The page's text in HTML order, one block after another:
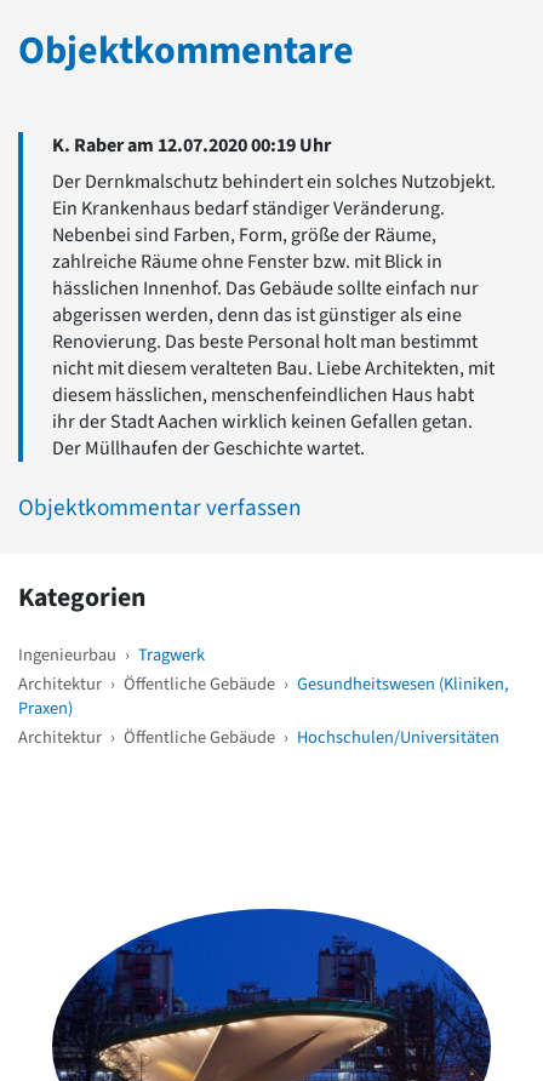
Objektkommentare
K. Raber am 12.07.2020 00:19 Uhr
Der Dernkmalschutz behindert ein solches Nutzobjekt.
Ein Krankenhaus bedarf ständiger Veränderung.
Nebenbei sind Farben, Form, größe der Räume,
zahlreiche Räume ohne Fenster bzw. mit Blick in
hässlichen Innenhof. Das Gebäude sollte einfach nur
abgerissen werden, denn das ist günstiger als eine
Renovierung. Das beste Personal holt man bestimmt
nicht mit diesem veralteten Bau. Liebe Architekten, mit
diesem hässlichen, menschenfeindlichen Haus habt
ihr der Stadt Aachen wirklich keinen Gefallen getan.
Der Müllhaufen der Geschichte wartet.
Objektkommentar verfassen
Kategorien
Ingenieurbau › Tragwerk
Architektur › Öffentliche Gebäude › Gesundheitswesen (Kliniken,
Praxen)
Architektur › Öffentliche Gebäude › Hochschulen/Universitäten